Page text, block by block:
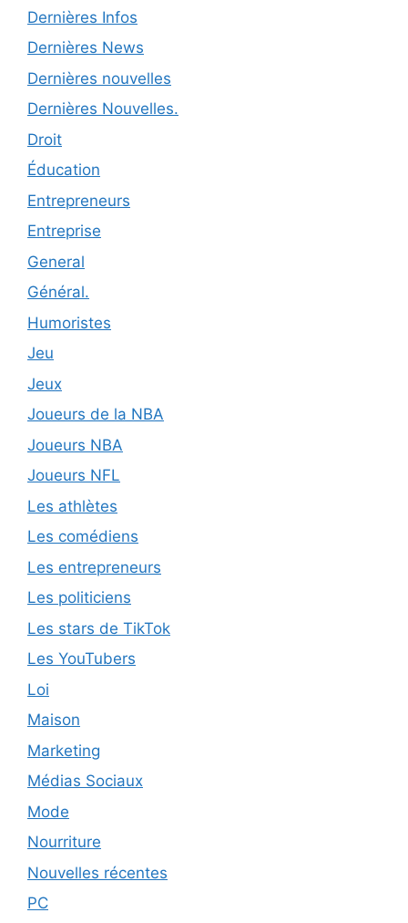
Dernières Infos
Dernières News
Dernières nouvelles
Dernières Nouvelles.
Droit
Éducation
Entrepreneurs
Entreprise
General
Général.
Humoristes
Jeu
Jeux
Joueurs de la NBA
Joueurs NBA
Joueurs NFL
Les athlètes
Les comédiens
Les entrepreneurs
Les politiciens
Les stars de TikTok
Les YouTubers
Loi
Maison
Marketing
Médias Sociaux
Mode
Nourriture
Nouvelles récentes
PC